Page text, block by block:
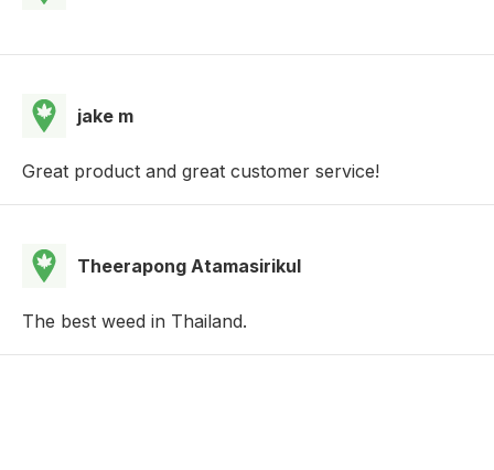
jake m
Great product and great customer service!
Theerapong Atamasirikul
The best weed in Thailand.